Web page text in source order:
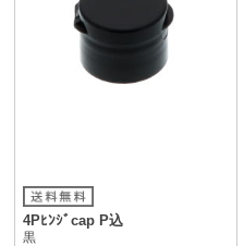
4Pﾋﾝｼﾞcap P込
黒